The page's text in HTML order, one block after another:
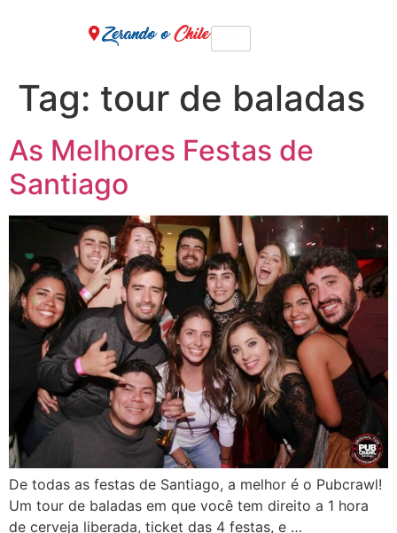
Tag: tour de baladas
As Melhores Festas de
Santiago
De todas as festas de Santiago, a melhor é o Pubcrawl!
Um tour de baladas em que você tem direito a 1 hora
de cerveja liberada, ticket das 4 festas, e …